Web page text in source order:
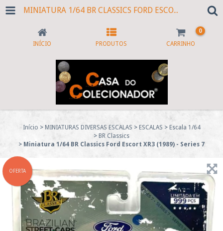
MINIATURA 1/64 BR CLASSICS FORD ESCORT XR3 (1989) - SERIES 7
INÍCIO PRODUTOS CARRINHO
0
Início > MINIATURAS DIVERSAS ESCALAS > ESCALAS > Escala 1/64
> BR Classics
> Miniatura 1/64 BR Classics Ford Escort XR3 (1989) - Series 7
OFERTA